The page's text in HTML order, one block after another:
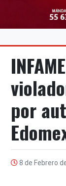
por
8 de Febrero